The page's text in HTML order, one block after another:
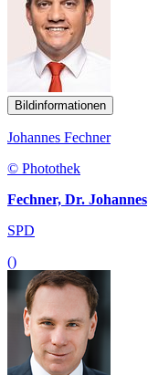
Bildinformationen
Johannes Fechner
© Photothek
Fechner, Dr. Johannes
SPD
()